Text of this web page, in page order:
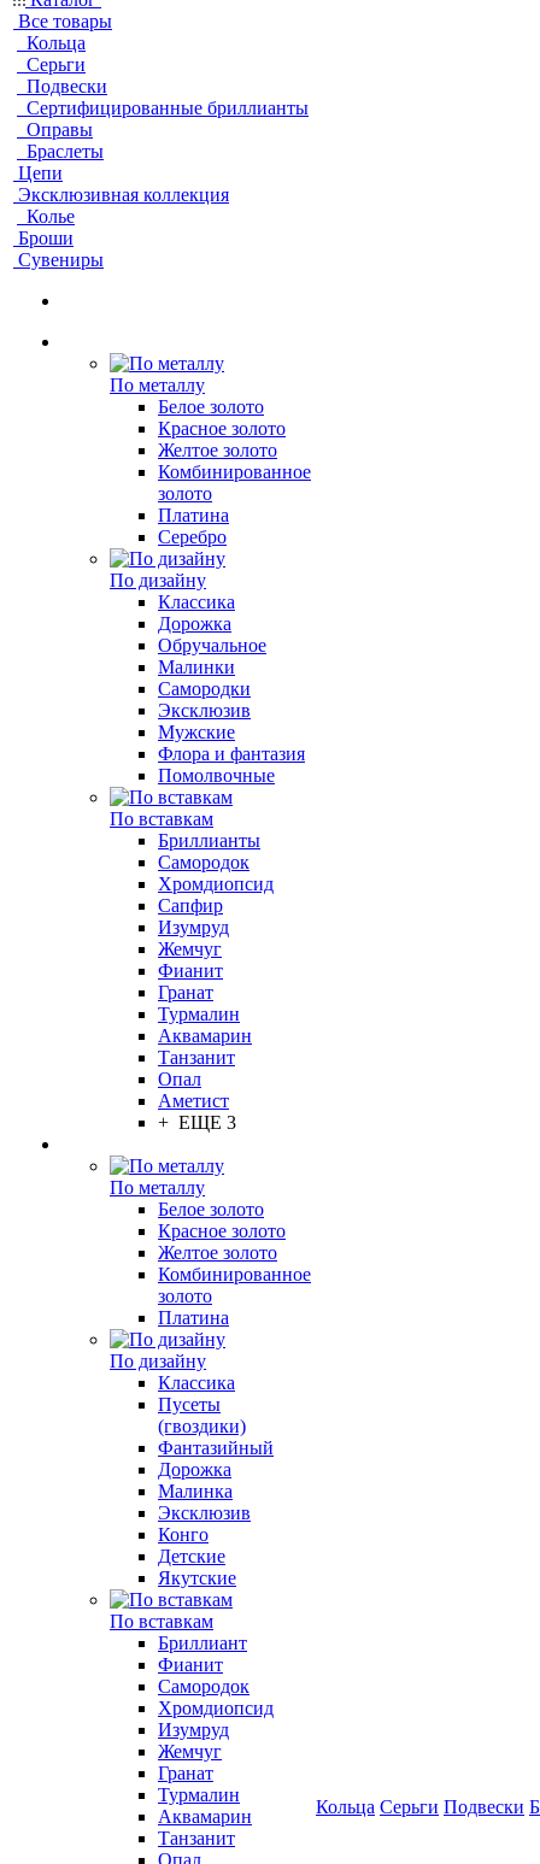
Все товары
Кольца
Серьги
Подвески
Сертифицированные бриллианты
Оправы
Браслеты
Цепи
Эксклюзивная коллекция
Колье
Броши
Сувениры
По металлу
Белое золото
Красное золото
Желтое золото
Комбинированное
золото
Платина
Серебро
По дизайну
Классика
Дорожка
Обручальное
Малинки
Самородки
Эксклюзив
Мужские
Флора и фантазия
Помолвочные
По вставкам
Бриллианты
Самородок
Хромдиопсид
Сапфир
Изумруд
Жемчуг
Фианит
Гранат
Турмалин
Аквамарин
Танзанит
Опал
Аметист
+ ЕЩЕ 3
По металлу
Белое золото
Красное золото
Желтое золото
Комбинированное
золото
Платина
По дизайну
Классика
Пусеты
(гвоздики)
Фантазийный
Дорожка
Малинка
Эксклюзив
Конго
Детские
Якутские
По вставкам
Бриллиант
Фианит
Самородок
Хромдиопсид
Изумруд
Жемчуг
Гранат
Турмалин
Аквамарин
Танзанит
Опал
Кольца Серьги Подвески